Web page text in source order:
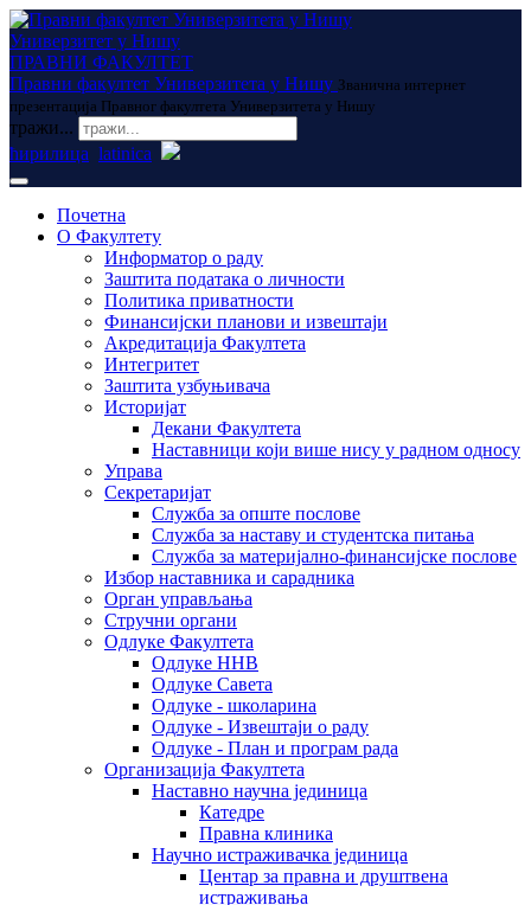
Универзитет у Нишу
ПРАВНИ ФАКУЛТЕТ
Правни факултет Универзитета у Нишу Званична интернет
презентација Правног факултета Универзитета у Нишу
тражи...
ћирилица latinica
Почетна
О Факултету
Информатор о раду
Заштита података о личности
Политика приватности
Финансијски планови и извештаји
Акредитација Факултета
Интегритет
Заштита узбуњивача
Историјат
Декани Факултета
Наставници који више нису у радном односу
Управа
Секретаријат
Служба за опште послове
Служба за наставу и студентска питања
Служба за материјално-финансијске послове
Избор наставника и сарадника
Oрган управљања
Стручни органи
Одлуке Факултета
Одлуке ННВ
Одлуке Савета
Одлуке - школарина
Одлуке - Извештаји о раду
Одлуке - План и програм рада
Организација Факултета
Наставно научна јединица
Катедре
Правна клиника
Научно истраживачка јединица
Центар за правна и друштвена
истраживања